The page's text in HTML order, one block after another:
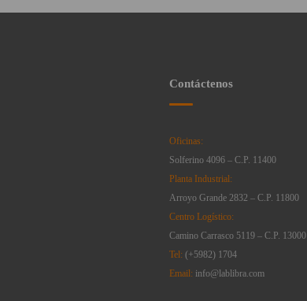
Contáctenos
Oficinas:
Solferino 4096 – C.P. 11400
Planta Industrial:
Arroyo Grande 2832 – C.P. 11800
Centro Logístico:
Camino Carrasco 5119 – C.P. 13000
Tel: (+5982) 1704
Email: info@lablibra.com